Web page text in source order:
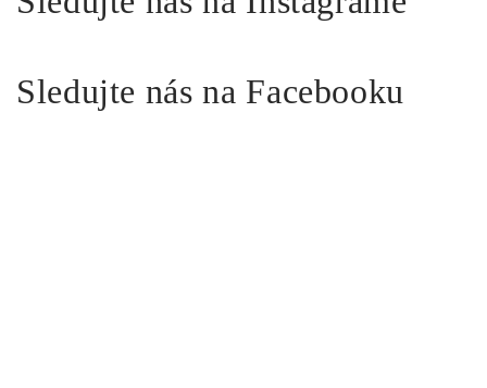
Sledujte nás na Facebooku